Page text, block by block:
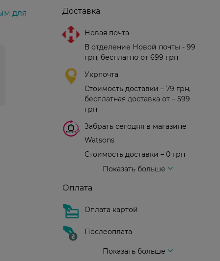
для
Доставка
Новая почта
В отделение Новой почты - 99
грн, бесплатно от 699 грн
Укрпочта
Стоимость доставки – 79 грн,
бесплатная доставка от – 599
грн
Забрать сегодня в магазине
Watsons
Стоимость доставки – 0 грн
Показать больше
Оплата
Оплата картой
Послеоплата
Показать больше